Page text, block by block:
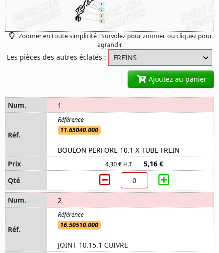
Zoomer en toute simplicité ! Survolez pour zoomer, ou cliquez pour
agrandir
Les pièces des autres éclatés :
Ajoutez au panier
1
11.65040.000
BOULON PERFORE 10.1 X TUBE FREIN
4,30 € H.T 5,16 €
2
16.50510.000
JOINT 10.15.1 CUIVRE